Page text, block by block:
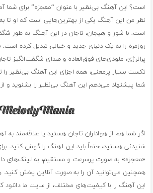
است؟ این آهنگ بی‌نظیر با عنوان “معجزه” برای شما
نظر من این آهنگ یکی از بهترین‌هایی است که او تا
است. با شور و هیجان، تاجان در این آهنگ به طور
روزمره را به یک دنیای جدید و خیالی تبدیل کرده
پرانرژی، ملودی‌های فوق‌العاده و صدای شگفت‌انگیز
تکست بسیار پرمعنی، همه اجزای این آهنگ بی‌نظیر
شما پیشنهاد می‌دهم این آهنگ بی‌نظیر را بشنوید و
اگر شما هم از هواداران تاجان هستید یا علاقه‌مند به
شنیدنی هستید، حتماً باید این آهنگ را گوش کنید.
«معجزه» به صورت پرسرعت و مستقیم، به لینک‌های
همچنین می‌توانید آن را به صورت آنلاین پخش کنید.
این آهنگ را با کیفیت‌های مختلف، از سایت ما دانلود